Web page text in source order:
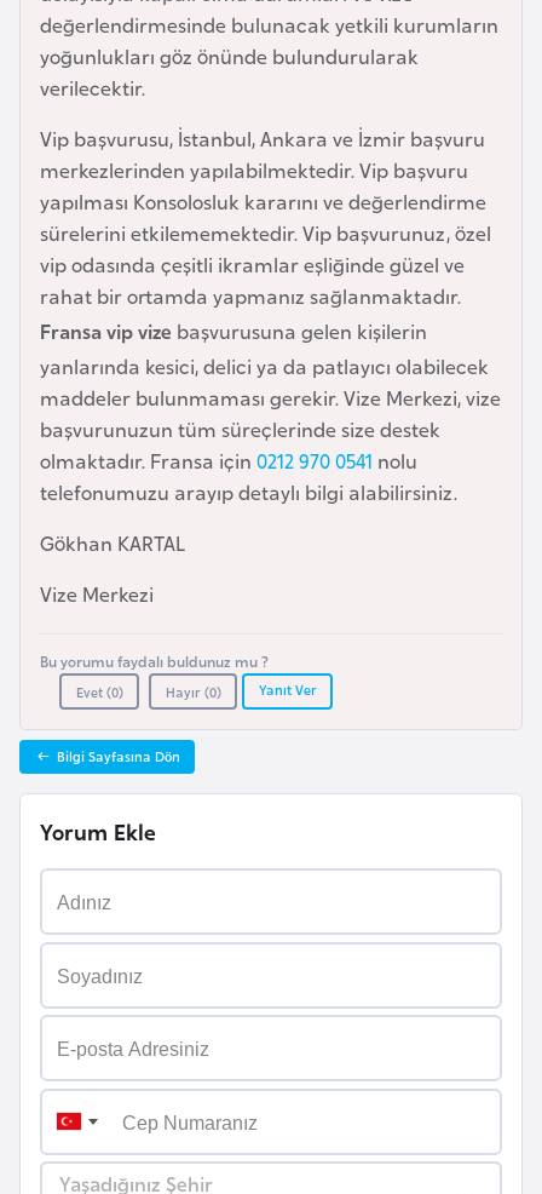
değerlendirmesinde bulunacak yetkili kurumların
yoğunlukları göz önünde bulundurularak
verilecektir.
Vip başvurusu, İstanbul, Ankara ve İzmir başvuru
merkezlerinden yapılabilmektedir. Vip başvuru
yapılması Konsolosluk kararını ve değerlendirme
sürelerini etkilememektedir. Vip başvurunuz, özel
vip odasında çeşitli ikramlar eşliğinde güzel ve
rahat bir ortamda yapmanız sağlanmaktadır.
Fransa vip vize başvurusuna gelen kişilerin
yanlarında kesici, delici ya da patlayıcı olabilecek
maddeler bulunmaması gerekir. Vize Merkezi, vize
başvurunuzun tüm süreçlerinde size destek
olmaktadır. Fransa için 0212 970 0541 nolu
telefonumuzu arayıp detaylı bilgi alabilirsiniz.
Gökhan KARTAL
Vize Merkezi
Bu yorumu faydalı buldunuz mu ?
Evet (0) Hayır (0) Yanıt Ver
Bilgi Sayfasına Dön
Yorum Ekle
Yaşadığınız Şehir
y
a
F
r
a
n
s
a
a
b
n
G
a
i
a
a
n
i
e
B
s